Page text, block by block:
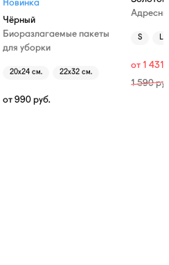
Новинка
Чёрный
Биоразлагаемые пакеты
для уборки
20х24 см. 22х32 см.
от 990 руб.
S L
от 1 431
1 590